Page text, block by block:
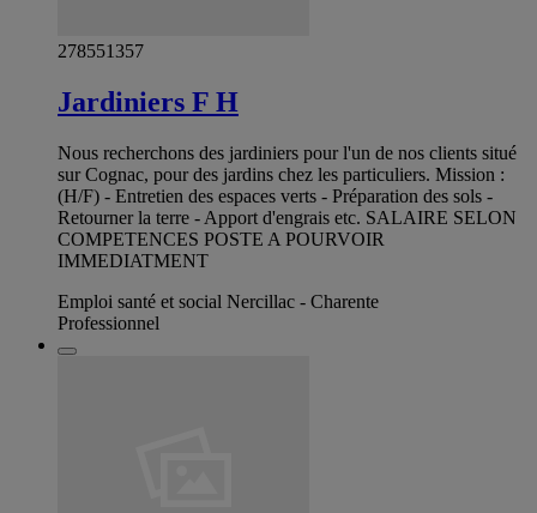
278551357
Jardiniers F H
Nous recherchons des jardiniers pour l'un de nos clients situé
sur Cognac, pour des jardins chez les particuliers. Mission :
(H/F) - Entretien des espaces verts - Préparation des sols -
Retourner la terre - Apport d'engrais etc. SALAIRE SELON
COMPETENCES POSTE A POURVOIR
IMMEDIATMENT
Emploi santé et social Nercillac - Charente
Professionnel